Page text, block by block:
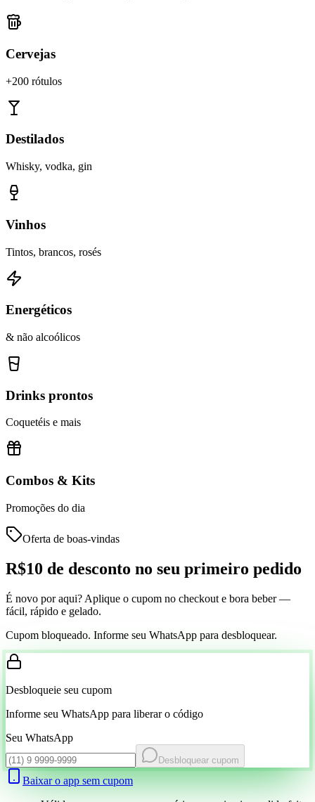
Cervejas
+200 rótulos
Destilados
Whisky, vodka, gin
Vinhos
Tintos, brancos, rosés
Energéticos
& não alcoólicos
Drinks prontos
Coquetéis e mais
Combos & Kits
Promoções do dia
Oferta de boas-vindas
R$10 de desconto no seu primeiro pedido
É novo por aqui? Aplique o cupom no checkout e bora beber —
fácil, rápido e gelado.
Cupom bloqueado. Informe seu WhatsApp para desbloquear.
Desbloqueie seu cupom
Informe seu WhatsApp para liberar o código
Seu WhatsApp
Desbloquear cupom
Baixar o app sem cupom